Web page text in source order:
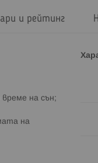
на сън;
на
и рейтинг